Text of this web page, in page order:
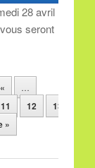
28 avril
seront
« …
11 12 13
»